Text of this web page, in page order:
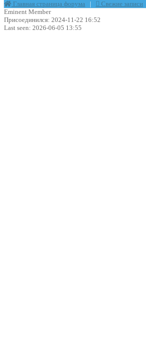
Главная страница форума |
Свежие записи
Eminent Member
Присоединился: 2024-11-22 16:52
Last seen: 2026-06-05 13:55